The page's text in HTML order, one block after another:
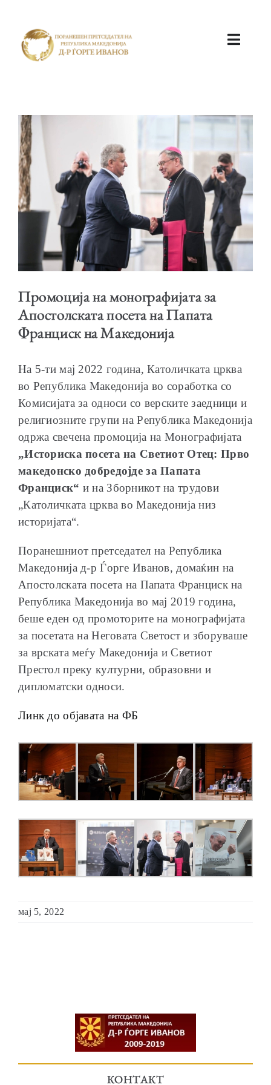
КАБИНЕТ
АКТИВНОСТИ
ОБРАЌАЊА
ШКОЛА ЗА МЛАДИ ЛИДЕРИ
ПРМ 2009-2019
Промоција на монографијата за
Апостолската посета на Папата
Франциск на Македонија
На 5-ти мај 2022 година, Католичката црква
во Република Македонија во соработка со
Комисијата за односи со верските заедници и
религиозните групи на Република Македонија
одржа свечена промоција на Монографијата
„Историска посета на Светиот Отец: Прво
македонско добредојде за Папата
Франциск“ и на Зборникот на трудови
„Католичката црква во Македонија низ
историјата“.
Поранешниот претседател на Република
Македонија д-р Ѓорге Иванов, домаќин на
Апостолската посета на Папата Франциск на
Република Македонија во мај 2019 година,
беше еден од промоторите на монографијата
за посетата на Неговата Светост и зборуваше
за врската меѓу Македонија и Светиот
Престол преку културни, образовни и
дипломатски односи.
Линк до објавата на ФБ
мај 5, 2022
КОНТАКТ